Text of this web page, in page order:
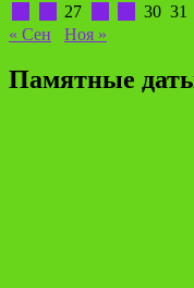
27 30 31
« Сен
Ноя »
Памятные